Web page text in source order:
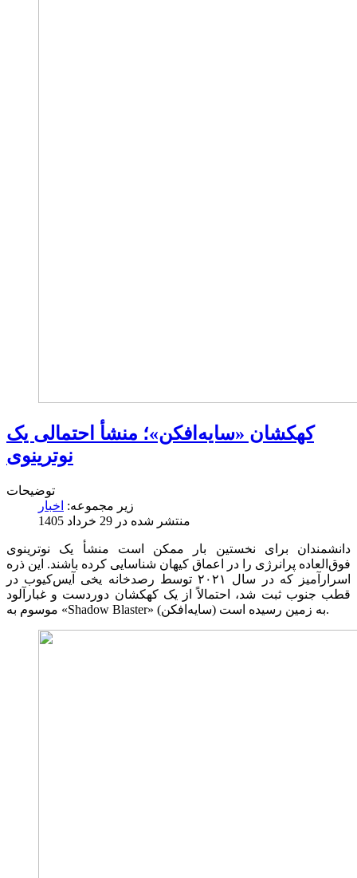
کهکشان «سایه‌افکن»؛ منشأ احتمالی یک
نوترینوی
توضیحات
زیر مجموعه: اخبار
منتشر شده در 29 خرداد 1405
دانشمندان برای نخستین بار ممکن است منشأ یک نوترینوی
فوق‌العاده پرانرژی را در اعماق کیهان شناسایی کرده باشند. این ذره
اسرارآمیز که در سال ۲۰۲۱ توسط رصدخانه یخی آیس‌کیوب در
قطب جنوب ثبت شد، احتمالاً از یک کهکشان دوردست و غبارآلود
موسوم به «Shadow Blaster» (سایه‌افکن) به زمین رسیده است.